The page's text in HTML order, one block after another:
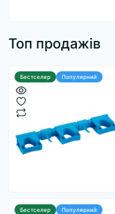
Топ продажів
Бестселер Популярний
Бестселер Популярний